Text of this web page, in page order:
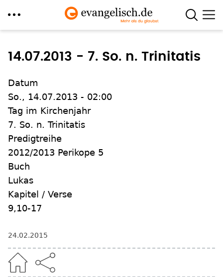
zum
14.07.2013 - 7. So. n. Trinitatis
Datum
So., 14.07.2013 - 02:00
Tag im Kirchenjahr
7. So. n. Trinitatis
Predigtreihe
2012/2013 Perikope 5
Buch
Lukas
Kapitel / Verse
9,10-17
24.02.2015